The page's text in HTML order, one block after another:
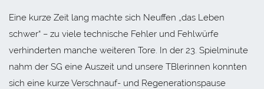
Eine kurze Zeit lang machte sich Neuffen „das Leben
schwer“ – zu viele technische Fehler und Fehlwürfe
verhinderten manche weiteren Tore. In der 23. Spielminute
nahm der SG eine Auszeit und unsere TBlerinnen konnten
sich eine kurze Verschnauf- und Regenerationspause